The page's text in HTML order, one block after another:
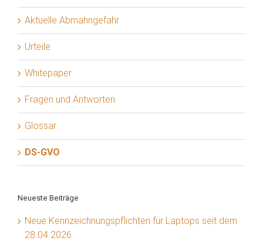
Aktuelle Abmahngefahr
Urteile
Whitepaper
Fragen und Antworten
Glossar
DS-GVO
Neueste Beiträge
Neue Kennzeichnungspflichten für Laptops seit dem
28.04.2026